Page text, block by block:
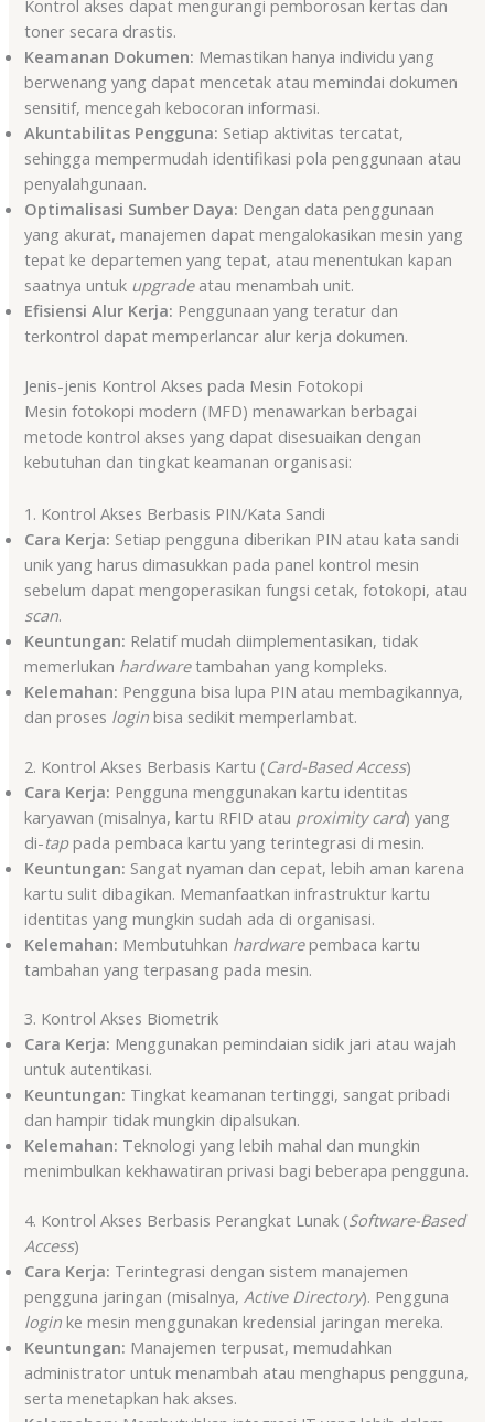
Kontrol akses dapat mengurangi pemborosan kertas dan
toner secara drastis.
Keamanan Dokumen: Memastikan hanya individu yang
berwenang yang dapat mencetak atau memindai dokumen
sensitif, mencegah kebocoran informasi.
Akuntabilitas Pengguna: Setiap aktivitas tercatat,
sehingga mempermudah identifikasi pola penggunaan atau
penyalahgunaan.
Optimalisasi Sumber Daya: Dengan data penggunaan
yang akurat, manajemen dapat mengalokasikan mesin yang
tepat ke departemen yang tepat, atau menentukan kapan
saatnya untuk upgradeatau menambah unit.
Efisiensi Alur Kerja: Penggunaan yang teratur dan
terkontrol dapat memperlancar alur kerja dokumen.
Jenis-jenis Kontrol Akses pada Mesin Fotokopi
Mesin fotokopi modern (MFD) menawarkan berbagai
metode kontrol akses yang dapat disesuaikan dengan
kebutuhan dan tingkat keamanan organisasi:
1. Kontrol Akses Berbasis PIN/Kata Sandi
Cara Kerja: Setiap pengguna diberikan PIN atau kata sandi
unik yang harus dimasukkan pada panel kontrol mesin
sebelum dapat mengoperasikan fungsi cetak, fotokopi, atau
scan.
Keuntungan: Relatif mudah diimplementasikan, tidak
memerlukan hardwaretambahan yang kompleks.
Kelemahan: Pengguna bisa lupa PIN atau membagikannya,
dan proses login bisa sedikit memperlambat.
2. Kontrol Akses Berbasis Kartu (Card-Based Access)
Cara Kerja: Pengguna menggunakan kartu identitas
karyawan (misalnya, kartu RFID atau proximity card) yang
di-tappada pembaca kartu yang terintegrasi di mesin.
Keuntungan: Sangat nyaman dan cepat, lebih aman karena
kartu sulit dibagikan. Memanfaatkan infrastruktur kartu
identitas yang mungkin sudah ada di organisasi.
Kelemahan: Membutuhkan hardwarepembaca kartu
tambahan yang terpasang pada mesin.
3. Kontrol Akses Biometrik
Cara Kerja: Menggunakan pemindaian sidik jari atau wajah
untuk autentikasi.
Keuntungan: Tingkat keamanan tertinggi, sangat pribadi
dan hampir tidak mungkin dipalsukan.
Kelemahan: Teknologi yang lebih mahal dan mungkin
menimbulkan kekhawatiran privasi bagi beberapa pengguna.
4. Kontrol Akses Berbasis Perangkat Lunak (Software-Based
Access)
Cara Kerja: Terintegrasi dengan sistem manajemen
pengguna jaringan (misalnya,Active Directory). Pengguna
login ke mesin menggunakan kredensial jaringan mereka.
Keuntungan: Manajemen terpusat, memudahkan
administrator untuk menambah atau menghapus pengguna,
serta menetapkan hak akses.